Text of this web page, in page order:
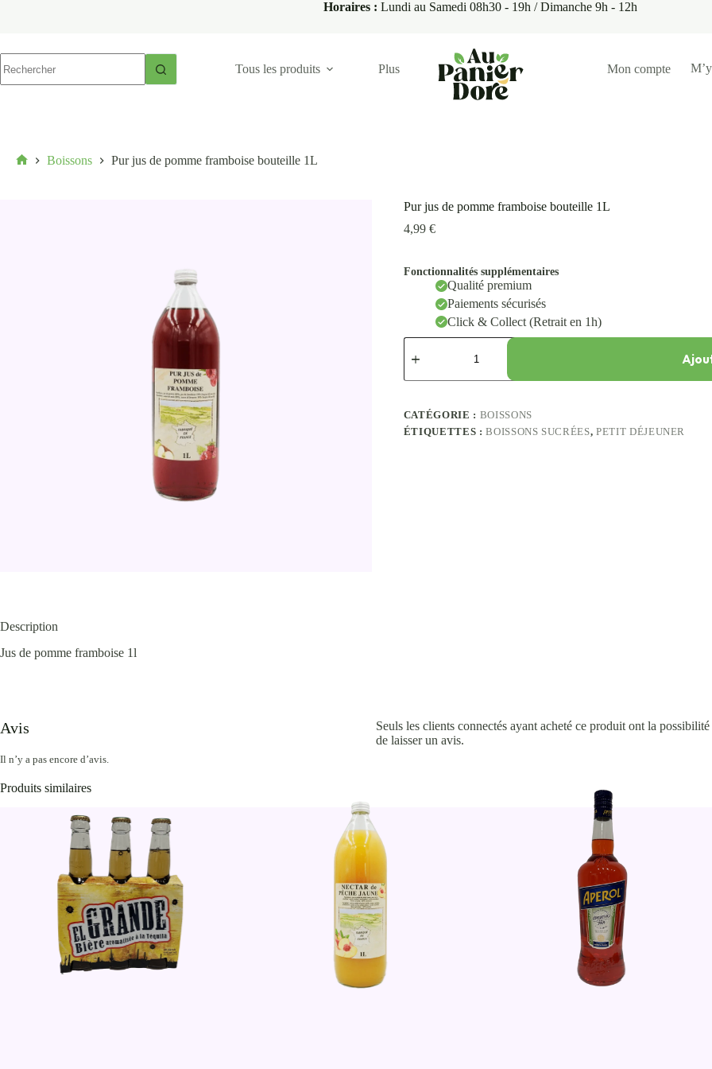
Horaires : Lundi au Samedi 08h30 - 19h / Dimanche 9h - 12h
Tous les produits Plus Mon compte
Boissons Pur jus de pomme framboise bouteille 1L
Pur jus de pomme framboise bouteille 1L
4,99 €
Fonctionnalités supplémentaires
Qualité premium
Paiements sécurisés
Click & Collect (Retrait en 1h)
CATÉGORIE : BOISSONS
ÉTIQUETTES :BOISSONS SUCRÉES, PETIT DÉJEUNER
Description
Jus de pomme framboise 1l
Avis
Il n’y a pas encore d’avis.
Seuls les clients connectés ayant acheté ce produit ont la possibilité
de laisser un avis.
Produits similaires